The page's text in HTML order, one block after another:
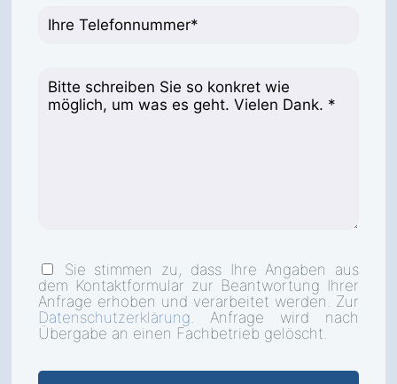
Sie stimmen zu, dass Ihre Angaben aus
dem Kontaktformular zur Beantwortung Ihrer
Anfrage erhoben und verarbeitet werden. Zur
Datenschutzerklärung. Anfrage wird nach
Übergabe an einen Fachbetrieb gelöscht.